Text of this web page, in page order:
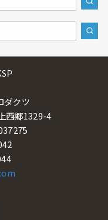
ダクツ
西郷1329-4